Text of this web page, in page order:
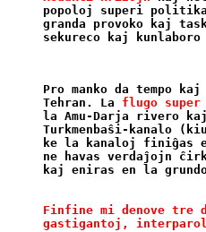
popoloj superi
granda provoko kaj
sekureco kaj kunlaboro
Pro manko da tempo
Tehran. La flugo
la Amu-Darja rivero
Turkmenbaŝi-kanalo
ke la kanaloj finiĝas
ne havas verdaĵojn
Finfine mi denove tre
gastigantoj,